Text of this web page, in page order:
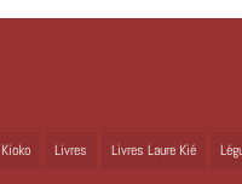
Kioko Livres Livres Laure Kié